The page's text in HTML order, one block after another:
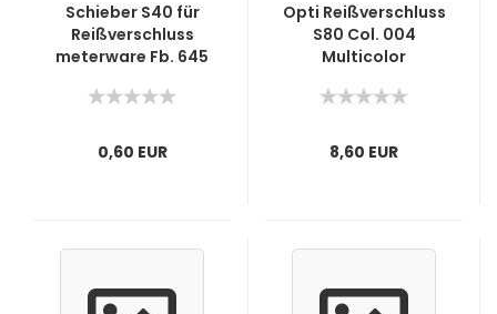
Schieber S40 für
Reißverschluss
meterware Fb. 645
0,60 EUR
Opti Reißverschluss
S80 Col. 004
Multicolor
8,60 EUR